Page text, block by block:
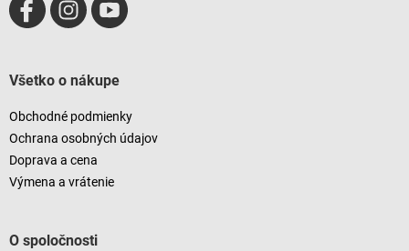
Všetko o nákupe
Obchodné podmienky
Ochrana osobných údajov
Doprava a cena
Výmena a vrátenie
O spoločnosti